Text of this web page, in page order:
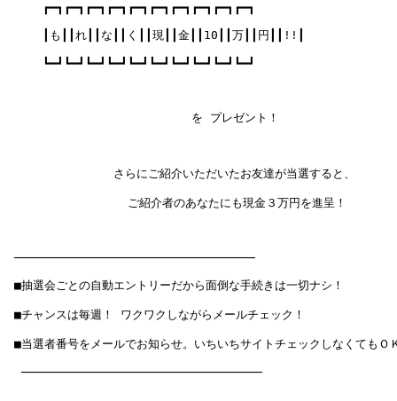
     ┏━┓┏━┓┏━┓┏━┓┏━┓┏━┓┏━┓┏━┓┏━┓┏━┓
     ┃も┃┃れ┃┃な┃┃く┃┃現┃┃金┃┃10┃┃万┃┃円┃┃!!┃
     ┗━┛┗━┛┗━┛┗━┛┗━┛┗━┛┗━┛┗━┛┗━┛┗━┛
                          を プレゼント！
               さらにご紹介いただいたお友達が当選すると、
                 ご紹介者のあなたにも現金３万円を進呈！
──────────────────────────────────
■抽選会ごとの自動エントリーだから面倒な手続きは一切ナシ！
■チャンスは毎週！ ワクワクしながらメールチェック！
■当選者番号をメールでお知らせ。いちいちサイトチェックしなくてもＯ
  ──────────────────────────────────